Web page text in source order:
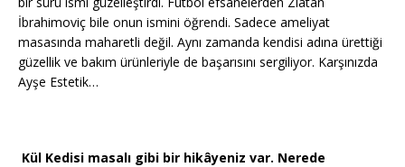
İbrahimoviç bile onun ismini öğrendi. Sadece ameliyat
masasında maharetli değil. Aynı zamanda kendisi adına ürettiği
güzellik ve bakım ürünleriyle de başarısını sergiliyor. Karşınızda
Ayşe Estetik…
Kül Kedisi masalı gibi bir hikâyeniz var. Nerede